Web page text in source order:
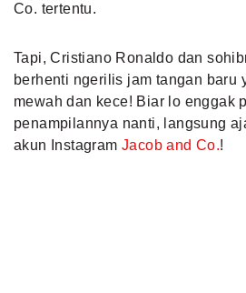
Co. tertentu.
Tapi, Cristiano Ronaldo dan
berhenti ngerilis jam tangan baru
mewah dan kece! Biar lo enggak
penampilannya nanti, langsung
akun InstagramJacob and Co.!